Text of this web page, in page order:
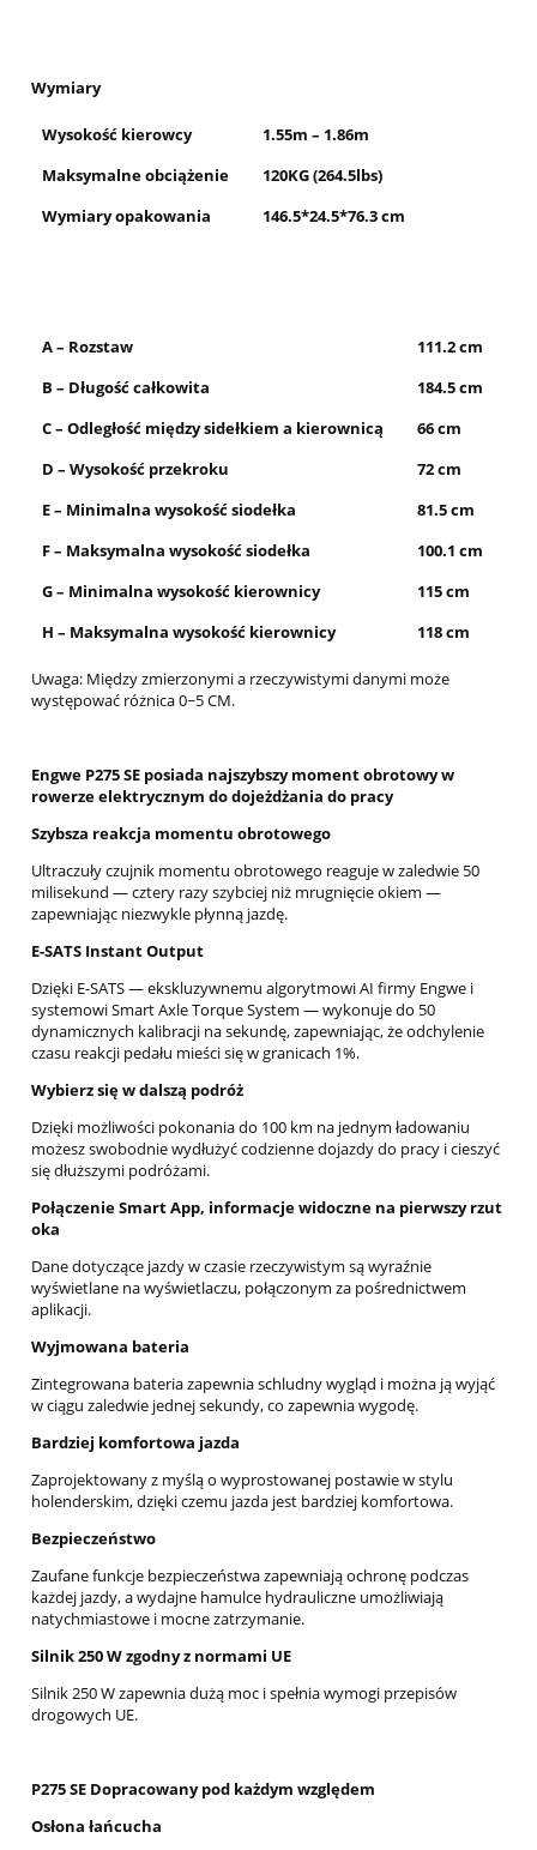
Wymiary
Wysokość kierowcy
1.55m – 1.86m
Maksymalne obciążenie
120KG (264.5lbs)
Wymiary opakowania
146.5*24.5*76.3 cm
A – Rozstaw
111.2 cm
B – Długość całkowita
184.5 cm
C – Odległość między sidełkiem a kierownicą
66 cm
D – Wysokość przekroku
72 cm
E – Minimalna wysokość siodełka
81.5 cm
F – Maksymalna wysokość siodełka
100.1 cm
G – Minimalna wysokość kierownicy
115 cm
H – Maksymalna wysokość kierownicy
118 cm
Uwaga: Między zmierzonymi a rzeczywistymi danymi może
występować różnica 0~5 CM.
Engwe P275 SE posiada najszybszy moment obrotowy w
rowerze elektrycznym do dojeżdżania do pracy
Szybsza reakcja momentu obrotowego
Ultraczuły czujnik momentu obrotowego reaguje w zaledwie 50
milisekund — cztery razy szybciej niż mrugnięcie okiem —
zapewniając niezwykle płynną jazdę.
E-SATS Instant Output
Dzięki E-SATS — ekskluzywnemu algorytmowi AI firmy Engwe i
systemowi Smart Axle Torque System — wykonuje do 50
dynamicznych kalibracji na sekundę, zapewniając, że odchylenie
czasu reakcji pedału mieści się w granicach 1%.
Wybierz się w dalszą podróż
Dzięki możliwości pokonania do 100 km na jednym ładowaniu
możesz swobodnie wydłużyć codzienne dojazdy do pracy i cieszyć
się dłuższymi podróżami.
Połączenie Smart App, informacje widoczne na pierwszy rzut
oka
Dane dotyczące jazdy w czasie rzeczywistym są wyraźnie
wyświetlane na wyświetlaczu, połączonym za pośrednictwem
aplikacji.
Wyjmowana bateria
Zintegrowana bateria zapewnia schludny wygląd i można ją wyjąć
w ciągu zaledwie jednej sekundy, co zapewnia wygodę.
Bardziej komfortowa jazda
Zaprojektowany z myślą o wyprostowanej postawie w stylu
holenderskim, dzięki czemu jazda jest bardziej komfortowa.
Bezpieczeństwo
Zaufane funkcje bezpieczeństwa zapewniają ochronę podczas
każdej jazdy, a wydajne hamulce hydrauliczne umożliwiają
natychmiastowe i mocne zatrzymanie.
Silnik 250 W zgodny z normami UE
Silnik 250 W zapewnia dużą moc i spełnia wymogi przepisów
drogowych UE.
P275 SE Dopracowany pod każdym względem
Osłona łańcucha